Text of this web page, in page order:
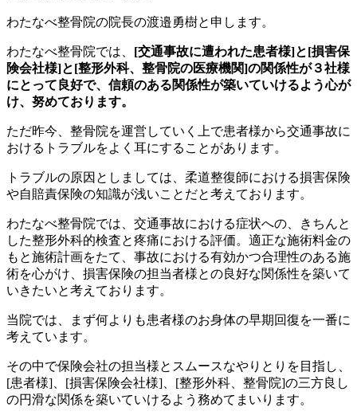
わたなべ整骨院の院長の渡邉勇樹と申します。
わたなべ整骨院では、 [交通事故に遭われた患者様]と[損害保
険会社様]と[整形外科、整骨院の医療機関]の関係性が３社様
にとって良好で、信頼のある関係性が築いていけるよう心が
け、努めております。
ただ昨今、整骨院を運営していく上で患者様から交通事故に
おけるトラブルをよく耳にすることがあります。
トラブルの原因としましては、柔道整復師における損害保険
や自賠責保険の知識が浅いことだと考えております。
わたなべ整骨院では、交通事故における症状への、きちんと
した整形外科的検査と疼痛における評価。適正な施術料金の
もと施術計画をたて、事故における有効かつ合理性のある施
術を心がけ、損害保険の担当者様との良好な関係性を築いて
いきたいと考えております。
当院では、まず何よりも患者様のお身体の早期回復を一番に
考えています。
その中で保険会社の担当様とスムースなやりとりを目指し、
[患者様]、[損害保険会社様]、[整形外科、整骨院]の三方良し
の円滑な関係を築いていけるよう務めてまいります。